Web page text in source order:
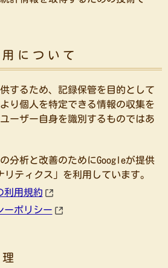
について
するため、記録保管を目的として
り個人を特定できる情報の収集を
ーザー自身を識別するものではあ
分析と改善のためにGoogleが提供
リティクス」を利用しています。
用規約
ーポリシー